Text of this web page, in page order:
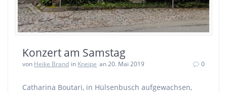
Konzert am Samstag
von Heike Brand in Kneipe an 20. Mai 2019 0
Catharina Boutari, in Hülsenbusch aufgewachsen,